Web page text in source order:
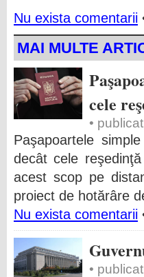
Nu exista comentarii
MAI MULTE
cele
•
Paşapoartele
decât cele
acest scop pe
proiect de hotărâre
Nu exista comentarii
•